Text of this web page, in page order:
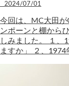
2024/07/01
今回は、MC大田が
ンポーンと棚から
しみました。 １、
ますか」 ２、